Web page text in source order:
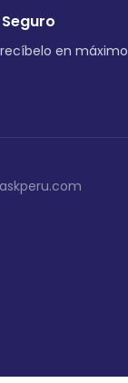
en máximo